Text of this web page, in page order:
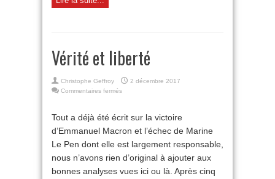
Vérité et liberté
Christophe Geffroy
2 décembre 2017
Commentaires ferméssur
liberté
Tout a déjà été écrit sur la victoire
d’Emmanuel Macron et l’échec de Marine
Le Pen dont elle est largement responsable,
nous n’avons rien d’original à ajouter aux
bonnes analyses vues ici ou là. Après cinq